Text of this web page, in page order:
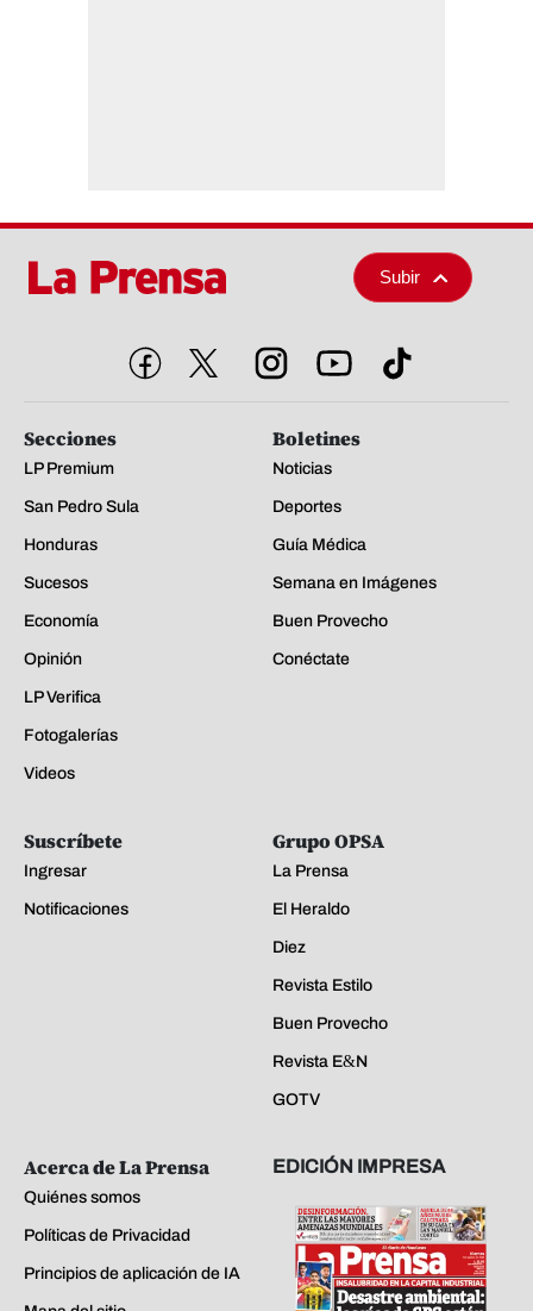
Subir
Secciones
LP Premium
San Pedro Sula
Honduras
Sucesos
Economía
Opinión
LP Verifica
Fotogalerías
Videos
Boletines
Noticias
Deportes
Guía Médica
Semana en Imágenes
Buen Provecho
Conéctate
Suscríbete
Ingresar
Notificaciones
Grupo OPSA
La Prensa
El Heraldo
Diez
Revista Estilo
Buen Provecho
Revista E&N
GOTV
Acerca de La Prensa
Quiénes somos
Políticas de Privacidad
Principios de aplicación de IA
EDICIÓN IMPRESA